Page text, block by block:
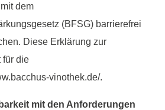
dem
(BFSG) barrierefrei
Diese Erklärung zur
für die
vinothek.de/.
mit den Anforderungen